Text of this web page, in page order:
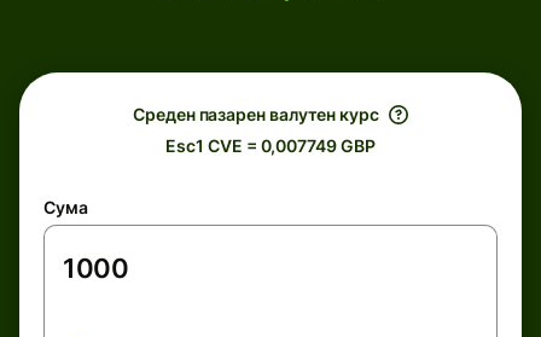
Среден пазарен валутен курс
Esc1 CVE = 0,007749 GBP
Сума